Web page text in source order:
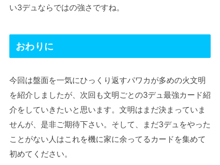
い3デュならではの強さですね。
おわりに
今回は盤面を一気にひっくり返すパワカが多めの火文明
を紹介しましたが、次回も文明ごとの3デュ最強カード紹
介をしていきたいと思います。文明はまだ決まっていま
せんが、是非ご期待下さい。そして、まだ3デュをやった
ことがない人はこれを機に家に余ってるカードを集めて
初めてください。